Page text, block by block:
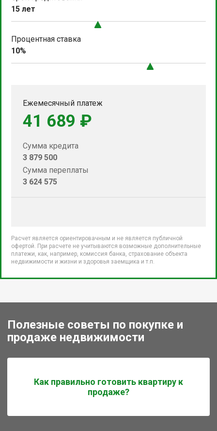
15 лет
Процентная ставка
10%
Ежемесячный платеж
41 689 ₽
Сумма кредита
3 879 500
Сумма переплаты
3 624 575
Расчет является ориентировачным и не является публичной
офертой. При расчете не учитываются возможные дополнительные
платежи, как, например, комиссия банка, страхование объекта
недвижимости и жизни и здоровья заемщика и т.п.
Полезные советы по покупке и
продаже недвижимости
Как правильно готовить квартиру к
продаже?